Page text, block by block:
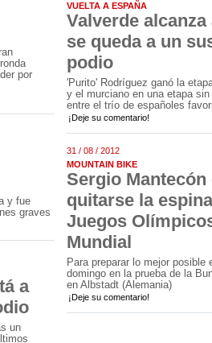
por
y fue
graves
a
un
VUELTA A ESPAÑA
Valverde
se queda a un
podio
'Purito' Rodríguez ganó la
y el murciano en una etapa
entre el trío de españoles
¡Deje su comentario!
31 / 08 / 2012
MOUNTAIN BIKE
Sergio Mantecón
quitarse la
Juegos
Mundial
Para preparar lo mejor
domingo en la prueba de la
en Albstadt (Alemania)
¡Deje su comentario!